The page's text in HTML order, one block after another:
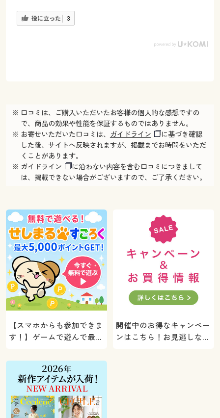
役に立った 3
※ 口コミは、ご購入いただいたお客様の個人的な感想ですの
で、商品の効果や性能を保証するものではありません。
※ お寄せいただいた口コミは、 ガイドライン
に基づき確認
した後、サイトへ反映されますが、掲載までお時間をいただ
くことがあります。
※ ガイドライン
に沿わない内容を含む口コミにつきまして
は、掲載できない場合がございますので、ご了承ください。
【スマホからも参加できま
す！】ゲームで遊んで最大
ト！
開催中のお得なキャンペー
ンはこちら！お見逃しな